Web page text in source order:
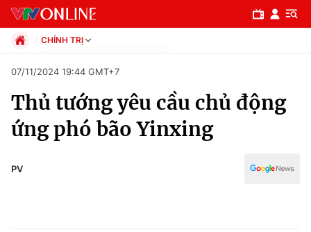
Chuyên mục
Chính trị
CHÍNH TRỊ
Xã hội
Pháp luật
Thể thao
07/11/2024 19:44 GMT+7
Thủ tướng yêu cầu chủ động
ứng phó bão Yinxing
PV